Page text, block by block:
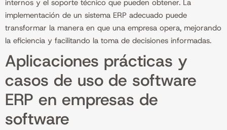
internos y el soporte técnico que pueden obtener. La
implementación de un sistema ERP adecuado puede
transformar la manera en que una empresa opera, mejorando
la eficiencia y facilitando la toma de decisiones informadas.
Aplicaciones prácticas y
casos de uso de software
ERP en empresas de
software